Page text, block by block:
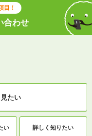
目！
合わせ
たい
い 詳しく知りたい